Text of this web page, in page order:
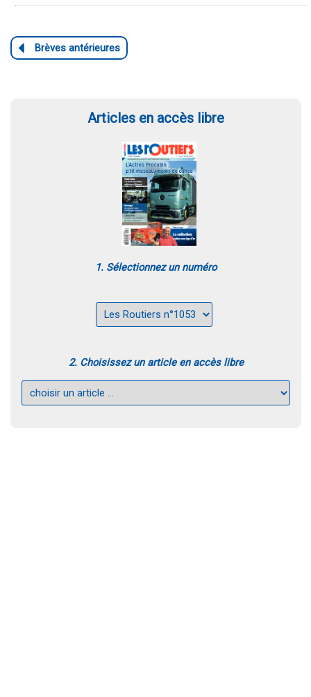
Articles en accès libre
1. Sélectionnez un numéro
2. Choisissez un article en accès libre